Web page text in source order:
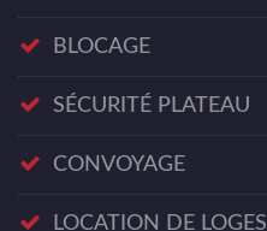
BLOCAGE
SÉCURITÉ PLATEAU
CONVOYAGE
LOCATION DE LOGES